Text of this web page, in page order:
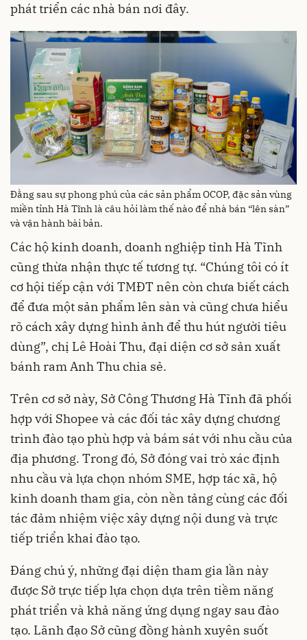
phát triển các nhà bán nơi đây.
Đằng sau sự phong phú của các sản phẩm OCOP, đặc sản vùng
miền tỉnh Hà Tĩnh là câu hỏi làm thế nào để nhà bán “lên sàn”
và vận hành bài bản.
Các hộ kinh doanh, doanh nghiệp tỉnh Hà Tĩnh
cũng thừa nhận thực tế tương tự. “Chúng tôi có ít
cơ hội tiếp cận với TMĐT nên còn chưa biết cách
để đưa một sản phẩm lên sàn và cũng chưa hiểu
rõ cách xây dựng hình ảnh để thu hút người tiêu
dùng”, chị Lê Hoài Thu, đại diện cơ sở sản xuất
bánh ram Anh Thu chia sẻ.
Trên cơ sở này, Sở Công Thương Hà Tĩnh đã phối
hợp với Shopee và các đối tác xây dựng chương
trình đào tạo phù hợp và bám sát với nhu cầu của
địa phương. Trong đó, Sở đóng vai trò xác định
nhu cầu và lựa chọn nhóm SME, hợp tác xã, hộ
kinh doanh tham gia, còn nền tảng cùng các đối
tác đảm nhiệm việc xây dựng nội dung và trực
tiếp triển khai đào tạo.
Đáng chú ý, những đại diện tham gia lần này
được Sở trực tiếp lựa chọn dựa trên tiềm năng
phát triển và khả năng ứng dụng ngay sau đào
tạo. Lãnh đạo Sở cũng đồng hành xuyên suốt